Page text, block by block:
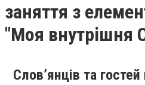
заняття з
"Моя внутрішня
Слов’янців та